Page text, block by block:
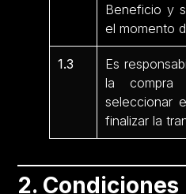
Beneficio y
el momento
1.3
Es
la
seleccionar
finalizar la
2.